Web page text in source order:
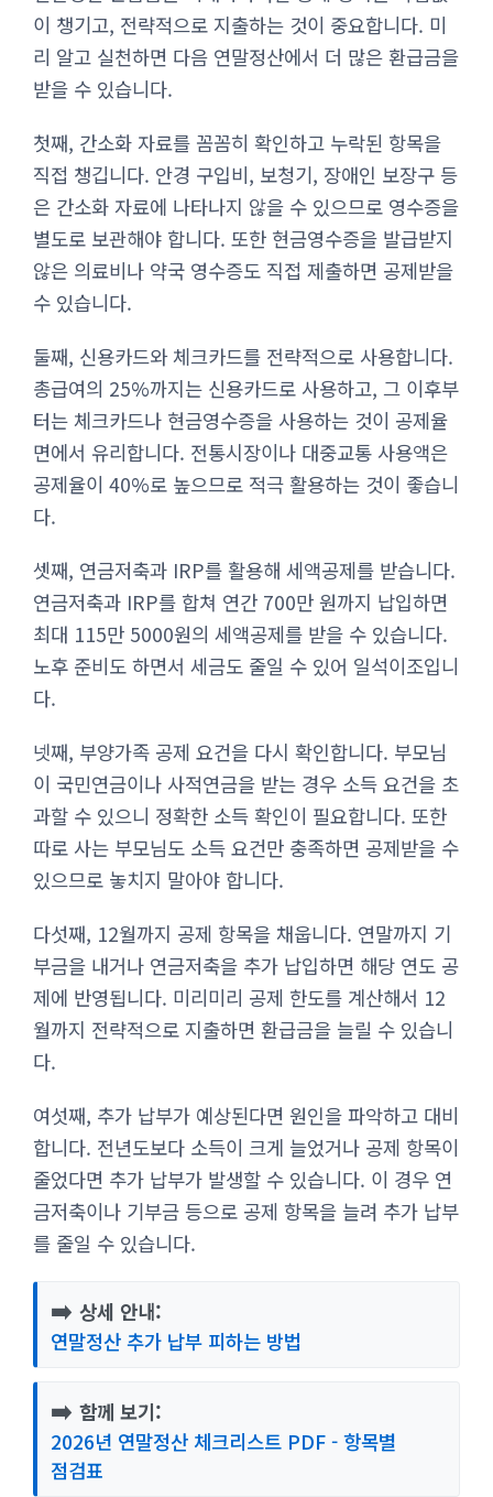
이 챙기고, 전략적으로 지출하는 것이 중요합니다. 미
리 알고 실천하면 다음 연말정산에서 더 많은 환급금을
받을 수 있습니다.
첫째, 간소화 자료를 꼼꼼히 확인하고 누락된 항목을
직접 챙깁니다. 안경 구입비, 보청기, 장애인 보장구 등
은 간소화 자료에 나타나지 않을 수 있으므로 영수증을
별도로 보관해야 합니다. 또한 현금영수증을 발급받지
않은 의료비나 약국 영수증도 직접 제출하면 공제받을
수 있습니다.
둘째, 신용카드와 체크카드를 전략적으로 사용합니다.
총급여의 25%까지는 신용카드로 사용하고, 그 이후부
터는 체크카드나 현금영수증을 사용하는 것이 공제율
면에서 유리합니다. 전통시장이나 대중교통 사용액은
공제율이 40%로 높으므로 적극 활용하는 것이 좋습니
다.
셋째, 연금저축과 IRP를 활용해 세액공제를 받습니다.
연금저축과 IRP를 합쳐 연간 700만 원까지 납입하면
최대 115만 5000원의 세액공제를 받을 수 있습니다.
노후 준비도 하면서 세금도 줄일 수 있어 일석이조입니
다.
넷째, 부양가족 공제 요건을 다시 확인합니다. 부모님
이 국민연금이나 사적연금을 받는 경우 소득 요건을 초
과할 수 있으니 정확한 소득 확인이 필요합니다. 또한
따로 사는 부모님도 소득 요건만 충족하면 공제받을 수
있으므로 놓치지 말아야 합니다.
다섯째, 12월까지 공제 항목을 채웁니다. 연말까지 기
부금을 내거나 연금저축을 추가 납입하면 해당 연도 공
제에 반영됩니다. 미리미리 공제 한도를 계산해서 12
월까지 전략적으로 지출하면 환급금을 늘릴 수 있습니
다.
여섯째, 추가 납부가 예상된다면 원인을 파악하고 대비
합니다. 전년도보다 소득이 크게 늘었거나 공제 항목이
줄었다면 추가 납부가 발생할 수 있습니다. 이 경우 연
금저축이나 기부금 등으로 공제 항목을 늘려 추가 납부
를 줄일 수 있습니다.
➡️ 상세 안내:
연말정산 추가 납부 피하는 방법
➡️ 함께 보기:
2026년 연말정산 체크리스트 PDF - 항목별
점검표